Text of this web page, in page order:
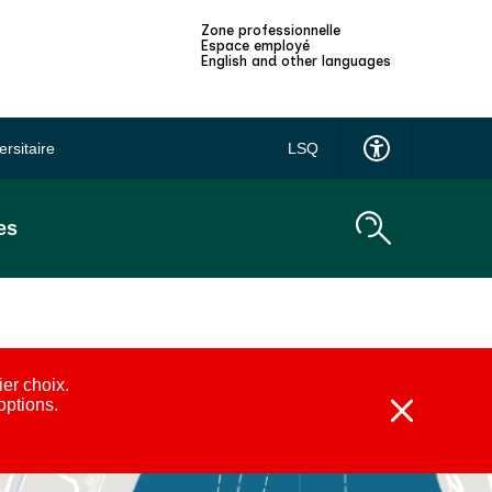
Zone professionnelle
Espace employé
English and other languages
LSQ
choix.
Fermer
Alternatives